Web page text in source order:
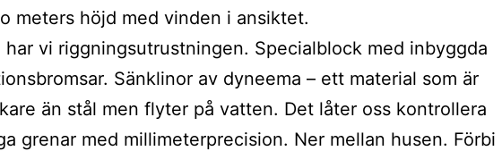
meters höjd med vinden i ansiktet.
har vi riggningsutrustningen. Specialblock med inbyggda
Sänklinor av dyneema – ett material som är
än stål men flyter på vatten. Det låter oss kontrollera
grenar med millimeterprecision. Ner mellan husen. Förbi